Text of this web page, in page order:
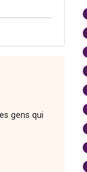
gens qui